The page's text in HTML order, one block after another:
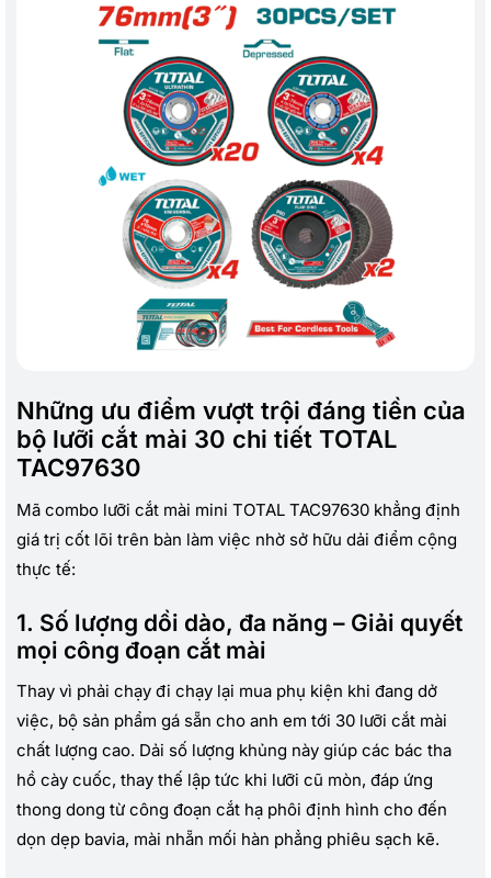
Những ưu điểm vượt trội đáng tiền của
bộ lưỡi cắt mài 30 chi tiết TOTAL
TAC97630
Mã combo lưỡi cắt mài mini TOTAL TAC97630 khẳng định
giá trị cốt lõi trên bàn làm việc nhờ sở hữu dải điểm cộng
thực tế:
1. Số lượng dồi dào, đa năng – Giải quyết
mọi công đoạn cắt mài
Thay vì phải chạy đi chạy lại mua phụ kiện khi đang dở
việc, bộ sản phẩm gá sẵn cho anh em tới 30 lưỡi cắt mài
chất lượng cao. Dải số lượng khủng này giúp các bác tha
hồ cày cuốc, thay thế lập tức khi lưỡi cũ mòn, đáp ứng
thong dong từ công đoạn cắt hạ phôi định hình cho đến
dọn dẹp bavia, mài nhẵn mối hàn phẳng phiêu sạch kẽ.